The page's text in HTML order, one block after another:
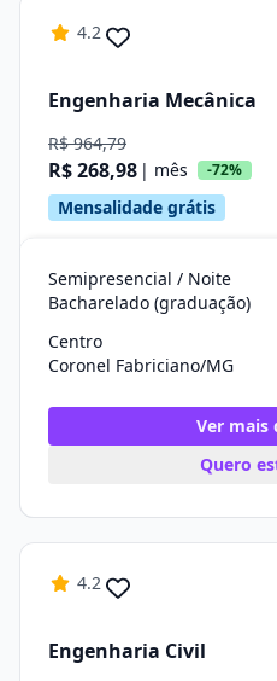
4.2
Engenharia Mecânica
R$ 964,79
R$ 268,98 | mês -72%
Mensalidade grátis
Semipresencial / Noite
Bacharelado (graduação)
Centro
Coronel Fabriciano/MG
Ver mais
Quero
4.2
Engenharia Civil